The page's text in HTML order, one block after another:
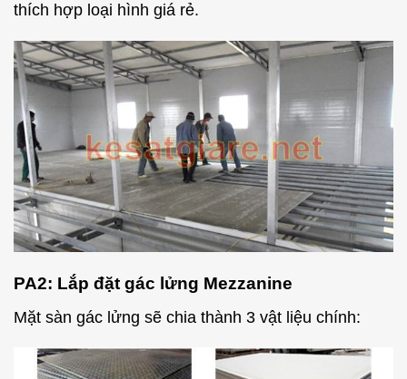
thích hợp loại hình giá rẻ.
PA2: Lắp đặt gác lửng Mezzanine
Mặt sàn gác lửng sẽ chia thành 3 vật liệu chính: